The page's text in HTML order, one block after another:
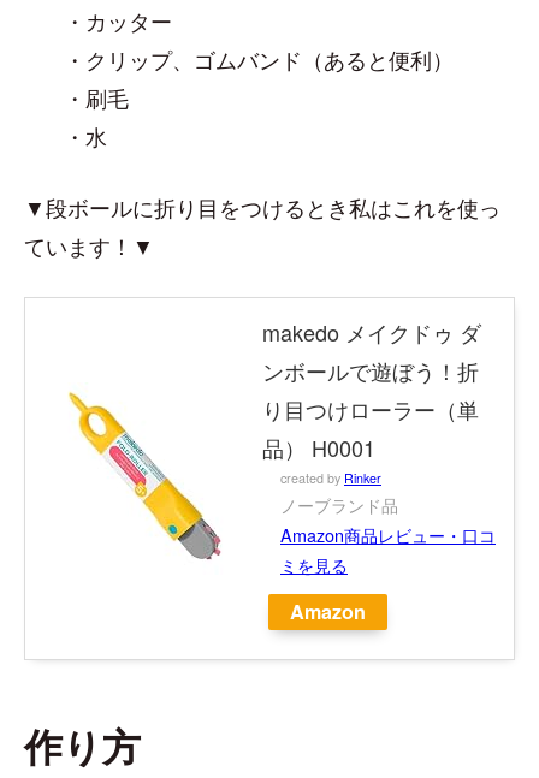
・カッター
・クリップ、ゴムバンド（あると便利）
・刷毛
・水
▼段ボールに折り目をつけるとき私はこれを使っ
ています！▼
makedo メイクドゥ ダ
ンボールで遊ぼう！折
り目つけローラー（単
品） H0001
created by Rinker
ノーブランド品
Amazon商品レビュー・口コ
ミを見る
Amazon
作り方